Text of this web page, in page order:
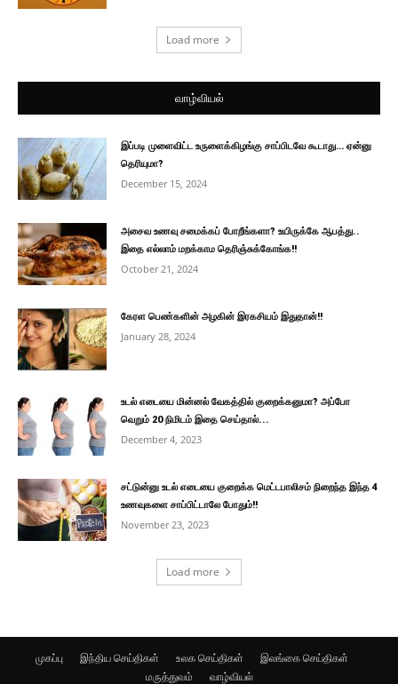
Load more
வாழ்வியல்
இப்படி முளைவிட்ட உருளைக்கிழங்கு சாப்பிடவே கூடாது… ஏன்னு
தெரியுமா?
December 15, 2024
அசைவ உணவு சமைக்கப் போறீங்களா? உயிருக்கே ஆபத்து..
இதை எல்லாம் மறக்காம தெரிஞ்சுக்கோங்க!!
October 21, 2024
கேரள பெண்களின் அழகின் இரகசியம் இதுதான்!!
January 28, 2024
உடல் எடையை மின்னல் வேகத்தில் குறைக்கனுமா? அப்போ
வெறும் 20 நிமிடம் இதை செய்தால்...
December 4, 2023
சட்டுன்னு உடல் எடையை குறைக்க மெட்டபாலிசம் நிறைந்த இந்த 4
உணவுகளை சாப்பிட்டாலே போதும்!!
November 23, 2023
Load more
முகப்பு இந்திய செய்திகள் உலக செய்திகள்
இலங்கை செய்திகள்
மருத்துவம்
வாழ்வியல்